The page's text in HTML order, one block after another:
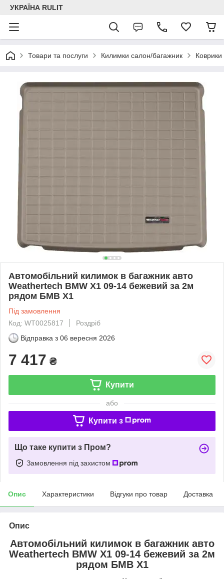
УКРАЇНА RULIT
Товари та послуги Килимки салон/багажник Коврики
Автомобільний килимок в багажник авто
Weathertech BMW X1 09-14 бежевий за 2м
рядом БМВ Х1
Під замовлення
Код: WT0025817
Роздріб
Відправка з 06 вересня 2026
7 417 ₴
Купити
або
Купити з
Що таке купити з Пром?
Замовлення під захистом
Опис Характеристики Відгуки про товар Доставка
Опис
Автомобільний килимок в багажник авто
Weathertech BMW X1 09-14 бежевий за 2м
рядом БМВ Х1